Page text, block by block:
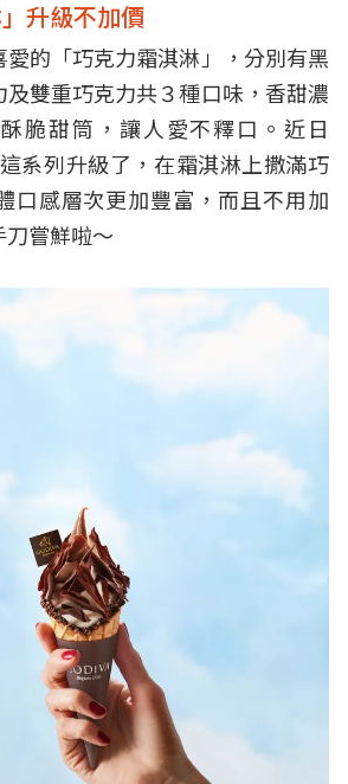
」升級不加價
的「巧克力霜淇淋」，分別有黑
雙重巧克力共３種口味，香甜濃
脆甜筒，讓人愛不釋口。近日
系列升級了，在霜淇淋上撒滿巧
口感層次更加豐富，而且不用加
嘗鮮啦～